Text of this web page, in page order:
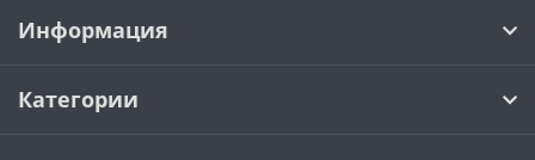
Информация
Категории